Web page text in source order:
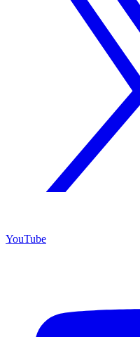
YouTube